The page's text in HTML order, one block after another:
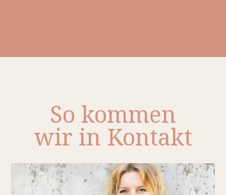
So kommen
wir in Kontakt